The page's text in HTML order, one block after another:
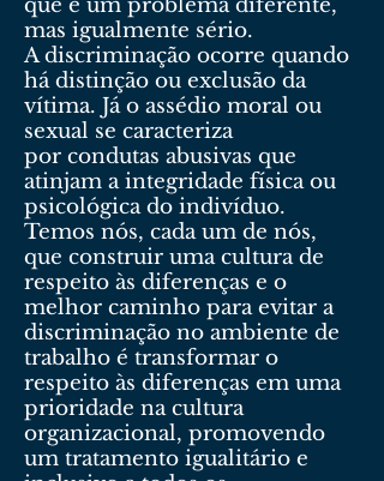
que é um problema diferente,
mas igualmente sério.
A discriminação ocorre quando
há distinção ou exclusão da
vítima. Já o assédio moral ou
sexual se caracteriza
por condutas abusivas que
atinjam a integridade física ou
psicológica do indivíduo.
Temos nós, cada um de nós,
que construir uma cultura de
respeito às diferenças e o
melhor caminho para evitar a
discriminação no ambiente de
trabalho é transformar o
respeito às diferenças em uma
prioridade na cultura
organizacional, promovendo
um tratamento igualitário e